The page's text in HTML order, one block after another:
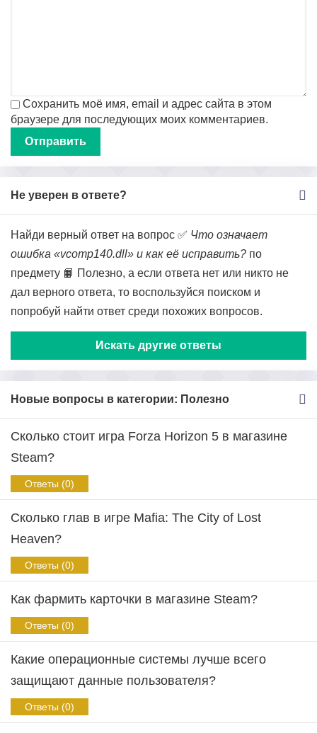
Сохранить моё имя, email и адрес сайта в этом
браузере для последующих моих комментариев.
Не уверен в ответе?
Найди верный ответ на вопрос ✅ Что означает
ошибка «vcomp140.dll» и как её исправить? по
предмету 📙 Полезно, а если ответа нет или никто не
дал верного ответа, то воспользуйся поиском и
попробуй найти ответ среди похожих вопросов.
Искать другие ответы
Новые вопросы в категории: Полезно
Сколько стоит игра Forza Horizon 5 в магазине
Steam?
Ответы (0)
Сколько глав в игре Mafia: The City of Lost
Heaven?
Ответы (0)
Как фармить карточки в магазине Steam?
Ответы (0)
Какие операционные системы лучше всего
защищают данные пользователя?
Ответы (0)